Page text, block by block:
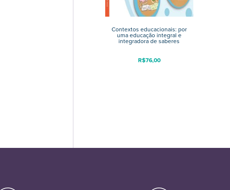
Contextos educacionais: por
uma educação integral e
integradora de saberes
R$76,00